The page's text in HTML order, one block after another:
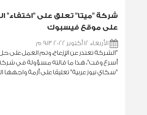
شركة "ميتا" تعلق على "اختفاء"
على موقع فيسبوك
الأربعاء 12 أكتوبر 2022 9:13 م
"الشركة تعتذر عن الإزعاج، وتم العمل على
أسرع وقت"، هذا ما قالته مسؤولة في
"سكاي نيوز عربية" تعليقا على أزمة واجهها